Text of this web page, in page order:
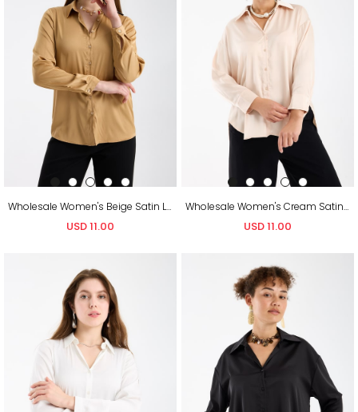
Wholesale Women's Beige Satin Long-Sleeve Shirt
USD 11.00
Wholesale Women's Cream Satin Long-Sleeve Shirt
USD 11.00